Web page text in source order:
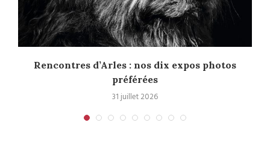
Rencontres d’Arles : nos dix expos photos
préférées
31 juillet 2026